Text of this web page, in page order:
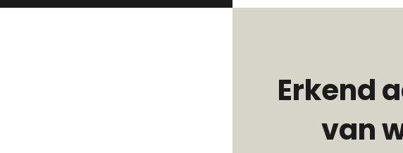
Erkend
van